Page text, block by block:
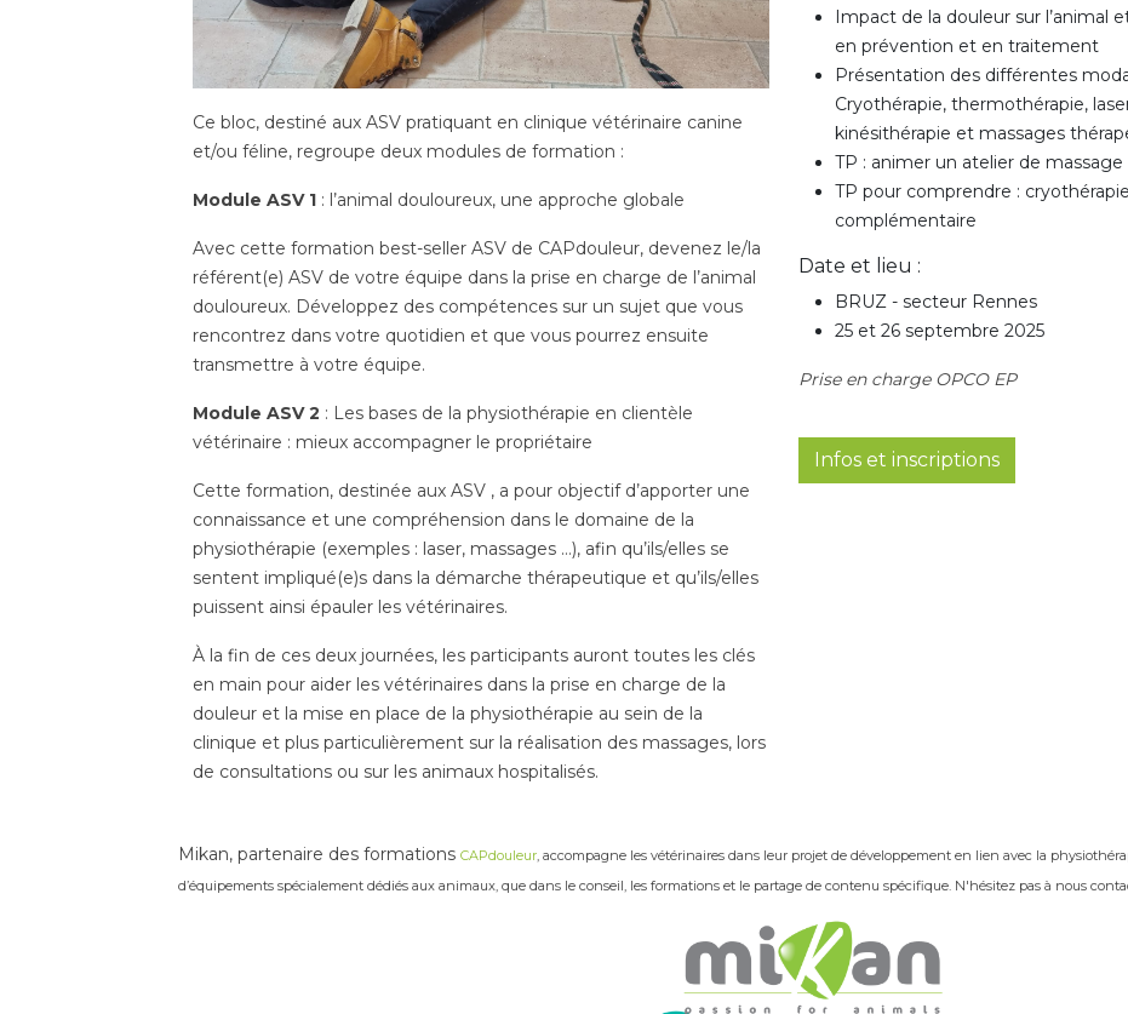
Ce bloc, destiné aux ASV pratiquant en clinique vétérinaire canine
et/ou féline, regroupe deux modules de formation :
Module ASV 1 : l’animal douloureux, une approche globale
Avec cette formation best-seller ASV de CAPdouleur, devenez le/la
référent(e) ASV de votre équipe dans la prise en charge de l’animal
douloureux. Développez des compétences sur un sujet que vous
rencontrez dans votre quotidien et que vous pourrez ensuite
transmettre à votre équipe.
Module ASV 2 : Les bases de la physiothérapie en clientèle
vétérinaire : mieux accompagner le propriétaire
Cette formation, destinée aux ASV , a pour objectif d’apporter une
connaissance et une compréhension dans le domaine de la
physiothérapie (exemples : laser, massages …), afin qu’ils/elles se
sentent impliqué(e)s dans la démarche thérapeutique et qu’ils/elles
puissent ainsi épauler les vétérinaires.
À la fin de ces deux journées, les participants auront toutes les clés
en main pour aider les vétérinaires dans la prise en charge de la
douleur et la mise en place de la physiothérapie au sein de la
clinique et plus particulièrement sur la réalisation des massages, lors
de consultations ou sur les animaux hospitalisés.
Impact de la douleur sur l’animal
en prévention et en traitement
Présentation des différentes
Cryothérapie, thermothérapie,
kinésithérapie et massages
TP : animer un atelier de
TP pour comprendre :
complémentaire
Date et lieu :
BRUZ - secteur Rennes
25 et 26 septembre 2025
Prise en charge OPCO EP
Infos et inscriptions
Mikan, partenaire des formations CAPdouleur, accompagne les vétérinaires dans leur projet de développement en lien avec la
d’équipements spécialement dédiés aux animaux, que dans le conseil, les formations et le partage de contenu spécifique. N'hésitez pas à nous